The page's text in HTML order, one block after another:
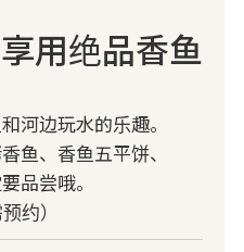
用绝品香鱼
河边玩水的乐趣。
鱼、香鱼五平饼、
品尝哦。
约）